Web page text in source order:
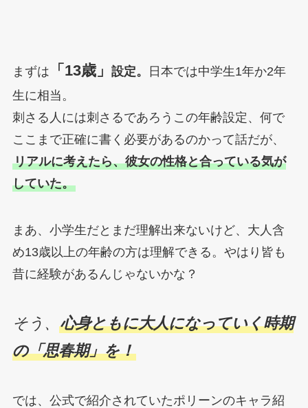
まずは 「13歳」 設定。
日本では中学生1年か2年
生に相当。
刺さる人には刺さるであろうこの年齢設定、何で
ここまで正確に書く必要があるのかって話だが、
リアルに考えたら、彼女の性格と合っている気が
していた。
まあ、小学生だとまだ理解出来ないけど、大人含
め13歳以上の年齢の方は理解できる。やはり皆も
昔に経験があるんじゃないかな？
そう、 心身ともに大人になっていく時期
の「思春期」を！
では、公式で紹介されていたポリーンのキャラ紹